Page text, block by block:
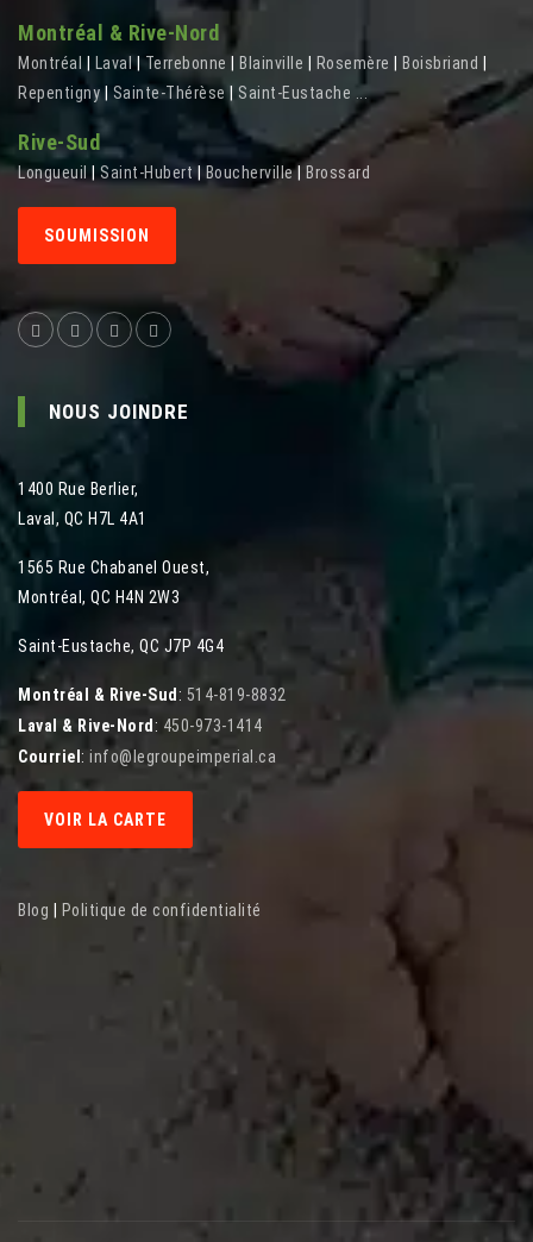
Montréal & Rive-Nord
Montréal Laval|Terrebonne Blainville Rosemère Boisbriand
Repentigny| Sainte-Thérèse Saint-Eustache ...
Rive-Sud
Longueuil Saint-Hubert Boucherville| Brossard
SOUMISSION
NOUS JOINDRE
1400 Rue Berlier,
Laval , QC H7L 4A1
1565 Rue Chabanel Ouest,
Montréal , QC H4N 2W3
Saint-Eustache, QC J7P 4G4
Montréal & Rive-Sud : 514-819-8832
Laval & Rive-Nord : 450-973-1414
Courriel : info@legroupeimperial.ca
VOIR LA CARTE
Blog Politique de confidentialité